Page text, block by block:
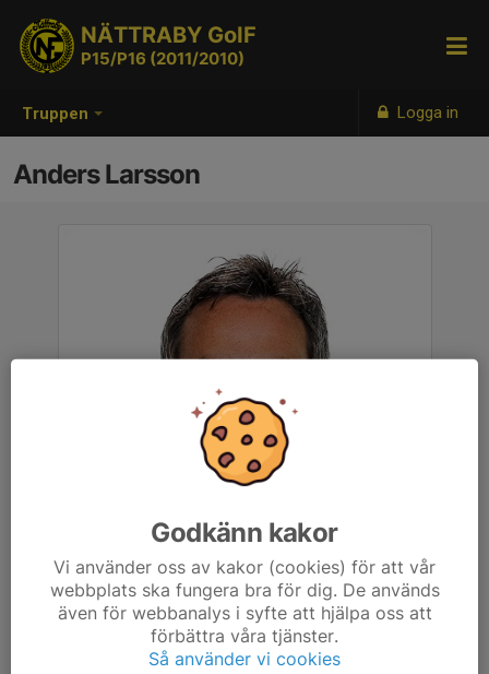
Truppen Logga in
NÄTTRABY GoIF
P15/P16 (2011/2010)
Anders Larsson
Godkänn kakor
Vi använder oss av kakor (cookies) för att vår
webbplats ska fungera bra för dig. De används
även för webbanalys i syfte att hjälpa oss att
förbättra våra tjänster.
Så använder vi cookies